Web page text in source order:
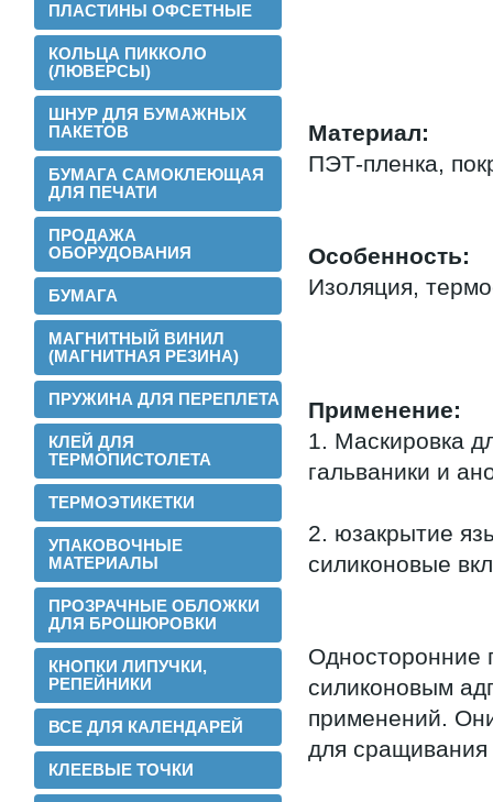
ПЛАСТИНЫ ОФСЕТНЫЕ
КОЛЬЦА ПИККОЛО
(ЛЮВЕРСЫ)
ШНУР ДЛЯ БУМАЖНЫХ
ПАКЕТОВ
БУМАГА САМОКЛЕЮЩАЯ
ДЛЯ ПЕЧАТИ
ПРОДАЖА
ОБОРУДОВАНИЯ
БУМАГА
МАГНИТНЫЙ ВИНИЛ
(МАГНИТНАЯ РЕЗИНА)
ПРУЖИНА ДЛЯ ПЕРЕПЛЕТА
КЛЕЙ ДЛЯ
ТЕРМОПИСТОЛЕТА
ТЕРМОЭТИКЕТКИ
УПАКОВОЧНЫЕ
МАТЕРИАЛЫ
ПРОЗРАЧНЫЕ ОБЛОЖКИ
ДЛЯ БРОШЮРОВКИ
КНОПКИ ЛИПУЧКИ,
РЕПЕЙНИКИ
ВСЕ ДЛЯ КАЛЕНДАРЕЙ
КЛЕЕВЫЕ ТОЧКИ
2016-02-24
Установли перемотчик с 3х дюймов на
1 дюйм
Теперь мы можем предложить наши
пленки для малых типографий.
2015-06-11
Запущена собственная
профессиональная бобинорезка
Теперь режем в любой формат до 1.88
метра.
2015-05-05
Поступила на склад новая партия
пленки в jumbo рулонах
Материал:
ПЭТ-пленка,
Особенность:
Изоляция,
Применение:
1. Маскировка
гальваники и
2. юзакрытие
силиконовые
Односторонние
силиконовым
применений.
для сращивания